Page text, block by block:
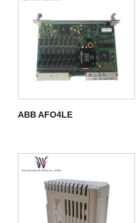
ABB AFO4LE